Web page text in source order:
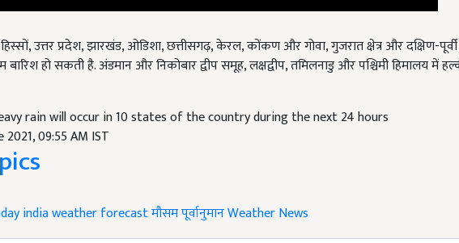
हो सकती है. अंडमान और निकोबार द्वीप समूह, लक्षद्वीप, तमिलनाडु और पश्चिमी हिमालय में हल्की
2021, 09:55 AM IST